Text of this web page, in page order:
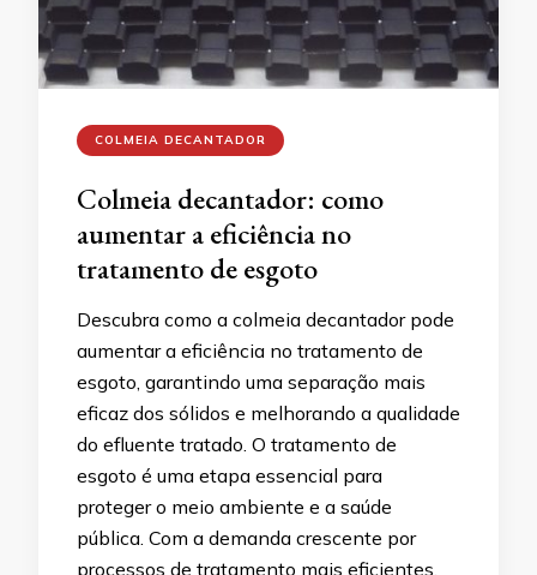
COLMEIA DECANTADOR
Colmeia decantador: como
aumentar a eficiência no
tratamento de esgoto
Descubra como a colmeia decantador pode
aumentar a eficiência no tratamento de
esgoto, garantindo uma separação mais
eficaz dos sólidos e melhorando a qualidade
do efluente tratado. O tratamento de
esgoto é uma etapa essencial para
proteger o meio ambiente e a saúde
pública. Com a demanda crescente por
processos de tratamento mais eficientes,